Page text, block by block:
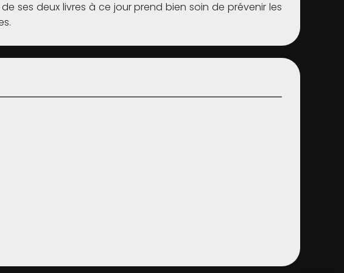
ses deux livres à ce jour prend bien soin de prévenir les